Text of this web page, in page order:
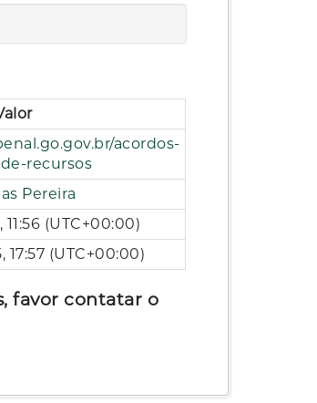
acordos-
recursos
Pereira
(UTC+00:00)
(UTC+00:00)
favor contatar o